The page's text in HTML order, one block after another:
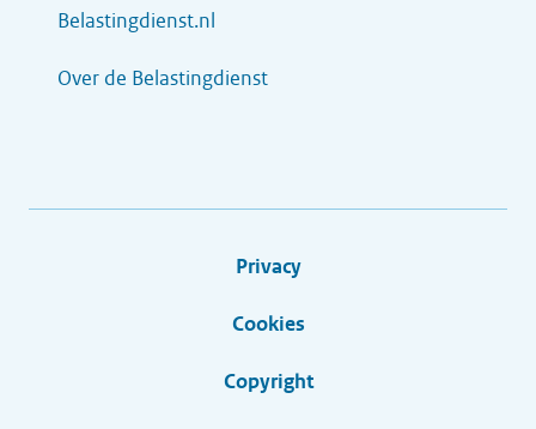
Belastingdienst.nl
Over de Belastingdienst
Privacy
Cookies
Copyright